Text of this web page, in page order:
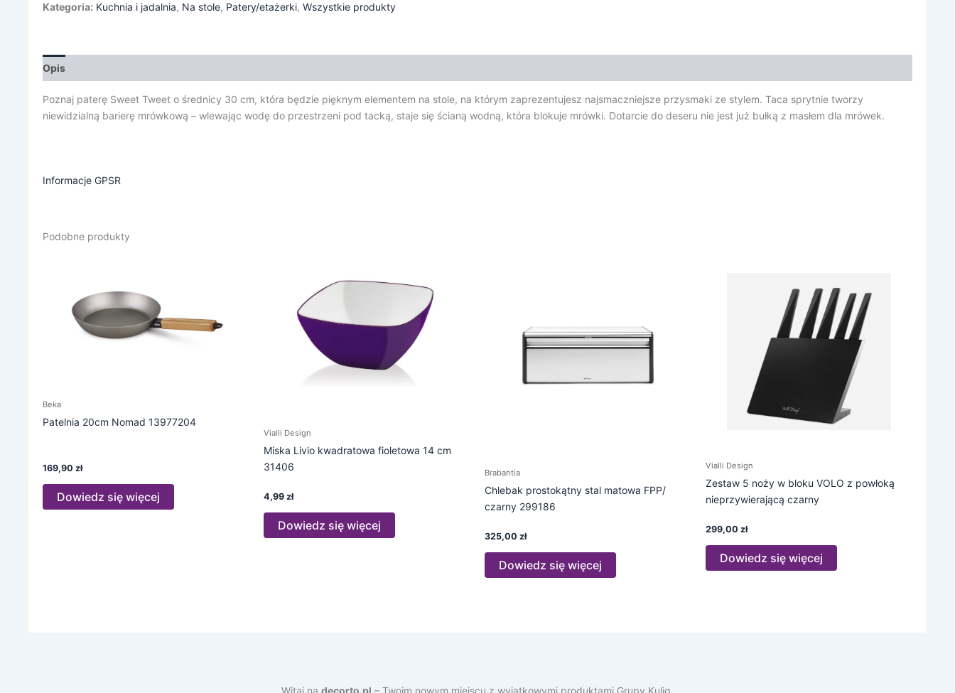
Kategoria: Kuchnia i jadalnia, Na stole, Patery/etażerki, Wszystkie produkty
Opis
Poznaj paterę Sweet Tweet o średnicy 30 cm, która będzie pięknym elementem na stole, na którym zaprezentujesz najsmaczniejsze przysmaki ze stylem. Taca sprytnie tworzy
niewidzialną barierę mrówkową – wlewając wodę do przestrzeni pod tacką, staje się ścianą wodną, która blokuje mrówki. Dotarcie do deseru nie jest już bułką z masłem dla mrówek.
Informacje GPSR
Podobne produkty
Beka
Patelnia 20cm Nomad 13977204
169,90 zł
Dowiedz się więcej
Vialli Design
Miska Livio kwadratowa fioletowa 14 cm
31406
4,99 zł
Dowiedz się więcej
Brabantia
Chlebak prostokątny stal matowa FPP/
czarny 299186
325,00 zł
Dowiedz się więcej
Vialli Design
Zestaw 5 noży w bloku VOLO z powłoką
nieprzywierającą czarny
299,00 zł
Dowiedz się więcej